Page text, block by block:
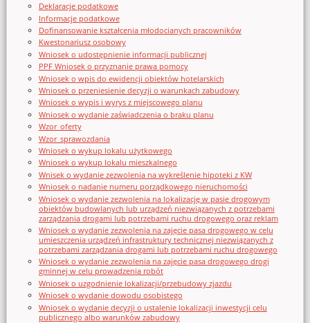
Deklaracje podatkowe
Informacje podatkowe
Dofinansowanie kształcenia młodocianych pracowników
Kwestonariusz osobowy
Wniosek o udostępnienie informacji publicznej
PPF Wniosek o przyznanie prawa pomocy
Wniosek o wpis do ewidencji obiektów hotelarskich
Wniosek o przeniesienie decyzji o warunkach zabudowy
Wniosek o wypis i wyrys z miejscowego planu
Wniosek o wydanie zaświadczenia o braku planu
Wzor_oferty
Wzor_sprawozdania
Wniosek o wykup lokalu użytkowego
Wniosek o wykup lokalu mieszkalnego
Wnisek o wydanie zezwolenia na wykreślenie hipoteki z KW
Wniosek o nadanie numeru porządkowego nieruchomości
Wniosek o wydanie zezwolenia na lokalizację w pasie drogowym
obiektów budowlanych lub urządzeń niezwiązanych z potrzebami
zarządzania drogami lub potrzebami ruchu drogowego oraz reklam
Wniosek o wydanie zezwolenia na zajęcie pasa drogowego w celu
umieszczenia urządzeń infrastruktury technicznej niezwiązanych z
potrzebami zarządzania drogami lub potrzebami ruchu drogowego
Wniosek o wydanie zezwolenia na zajęcie pasa drogowego drogi
gminnej w celu prowadzenia robót
Wniosek o uzgodnienie lokalizacji/przebudowy zjazdu
Wniosek o wydanie dowodu osobistego
Wniosek o wydanie decyzji o ustalenie lokalizacji inwestycji celu
publicznego albo warunków zabudowy